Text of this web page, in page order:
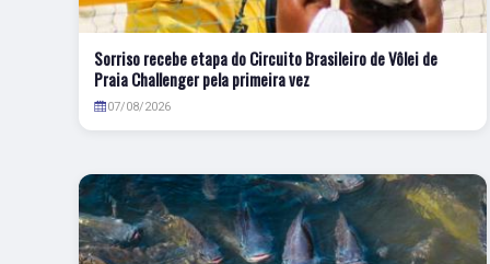
Sorriso recebe etapa do Circuito Brasileiro de Vôlei de
Praia Challenger pela primeira vez
07/08/2026